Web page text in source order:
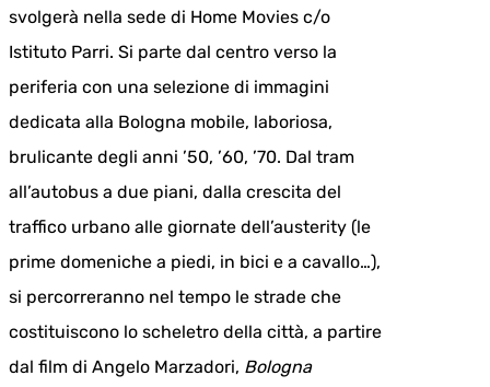
svolgerà nella sede di Home Movies c/o
Istituto Parri. Si parte dal centro verso la
periferia con una selezione di immagini
dedicata alla Bologna mobile, laboriosa,
brulicante degli anni ’50, ’60, ’70. Dal tram
all’autobus a due piani, dalla crescita del
traffico urbano alle giornate dell’austerity (le
prime domeniche a piedi, in bici e a cavallo…),
si percorreranno nel tempo le strade che
costituiscono lo scheletro della città, a partire
dal film di Angelo Marzadori, Bologna